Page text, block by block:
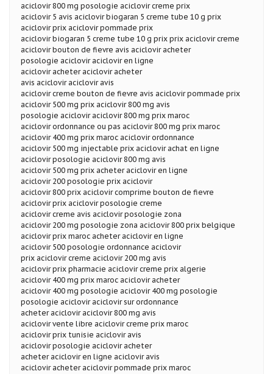
aciclovir 800 mg posologie aciclovir creme prix
aciclovir 5 avis aciclovir biogaran 5 creme tube 10 g prix
aciclovir prix aciclovir pommade prix
aciclovir biogaran 5 creme tube 10 g prix prix aciclovir creme
aciclovir bouton de fievre avis aciclovir acheter
posologie aciclovir aciclovir en ligne
aciclovir acheter aciclovir acheter
avis aciclovir aciclovir avis
aciclovir creme bouton de fievre avis aciclovir pommade prix
aciclovir 500 mg prix aciclovir 800 mg avis
posologie aciclovir aciclovir 800 mg prix maroc
aciclovir ordonnance ou pas aciclovir 800 mg prix maroc
aciclovir 400 mg prix maroc aciclovir ordonnance
aciclovir 500 mg injectable prix aciclovir achat en ligne
aciclovir posologie aciclovir 800 mg avis
aciclovir 500 mg prix acheter aciclovir en ligne
aciclovir 200 posologie prix aciclovir
aciclovir 800 prix aciclovir comprime bouton de fievre
aciclovir prix aciclovir posologie creme
aciclovir creme avis aciclovir posologie zona
aciclovir 200 mg posologie zona aciclovir 800 prix belgique
aciclovir prix maroc acheter aciclovir en ligne
aciclovir 500 posologie ordonnance aciclovir
prix aciclovir creme aciclovir 200 mg avis
aciclovir prix pharmacie aciclovir creme prix algerie
aciclovir 400 mg prix maroc aciclovir acheter
aciclovir 400 mg posologie aciclovir 400 mg posologie
posologie aciclovir aciclovir sur ordonnance
acheter aciclovir aciclovir 800 mg avis
aciclovir vente libre aciclovir creme prix maroc
aciclovir prix tunisie aciclovir avis
aciclovir posologie aciclovir acheter
acheter aciclovir en ligne aciclovir avis
aciclovir acheter aciclovir pommade prix maroc